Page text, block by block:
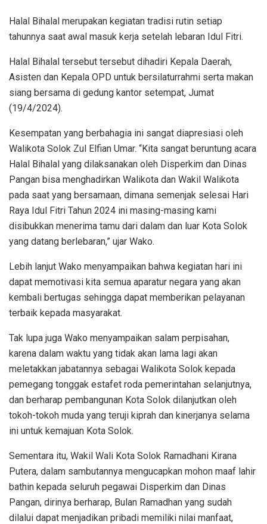
Halal Bihalal merupakan kegiatan tradisi rutin setiap
tahunnya saat awal masuk kerja setelah lebaran Idul Fitri.
Halal Bihalal tersebut tersebut dihadiri Kepala Daerah,
Asisten dan Kepala OPD untuk bersilaturrahmi serta makan
siang bersama di gedung kantor setempat, Jumat
(19/4/2024).
Kesempatan yang berbahagia ini sangat diapresiasi oleh
Walikota Solok Zul Elfian Umar. “Kita sangat beruntung acara
Halal Bihalal yang dilaksanakan oleh Disperkim dan Dinas
Pangan bisa menghadirkan Walikota dan Wakil Walikota
pada saat yang bersamaan, dimana semenjak selesai Hari
Raya Idul Fitri Tahun 2024 ini masing-masing kami
disibukkan menerima tamu dari dalam dan luar Kota Solok
yang datang berlebaran,” ujar Wako.
Lebih lanjut Wako menyampaikan bahwa kegiatan hari ini
dapat memotivasi kita semua aparatur negara yang akan
kembali bertugas sehingga dapat memberikan pelayanan
terbaik kepada masyarakat.
Tak lupa juga Wako menyampaikan salam perpisahan,
karena dalam waktu yang tidak akan lama lagi akan
meletakkan jabatannya sebagai Walikota Solok kepada
pemegang tonggak estafet roda pemerintahan selanjutnya,
dan berharap pembangunan Kota Solok dilanjutkan oleh
tokoh-tokoh muda yang teruji kiprah dan kinerjanya selama
ini untuk kemajuan Kota Solok.
Sementara itu, Wakil Wali Kota Solok Ramadhani Kirana
Putera, dalam sambutannya mengucapkan mohon maaf lahir
bathin kepada seluruh pegawai Disperkim dan Dinas
Pangan, dirinya berharap, Bulan Ramadhan yang sudah
dilalui dapat menjadikan pribadi memiliki nilai manfaat,